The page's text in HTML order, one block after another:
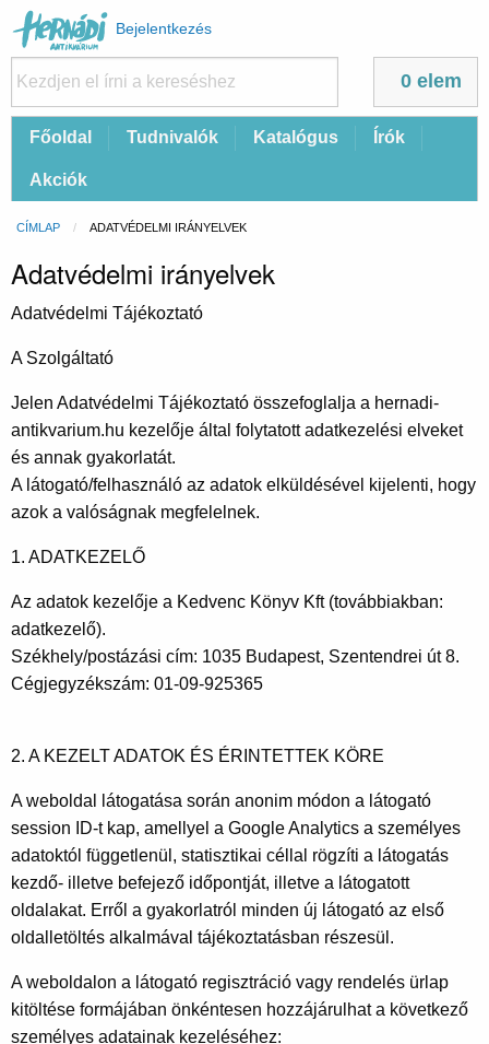
Felhasználói
fiók
menüje
Bejelentkezés
0 elem
FőFőoldal Tudnivalók Katalógus Írók
Akciók
Morzsa
CÍMLAP CURRENT:
ADATVÉDELMI IRÁNYELVEK
Adatvédelmi irányelvek
Adatvédelmi Tájékoztató
A Szolgáltató
Jelen Adatvédelmi Tájékoztató összefoglalja a hernadi-
antikvarium.hu kezelője által folytatott adatkezelési elveket
és annak gyakorlatát.
A látogató/felhasználó az adatok elküldésével kijelenti, hogy
azok a valóságnak megfelelnek.
1. ADATKEZELŐ
Az adatok kezelője a Kedvenc Könyv Kft (továbbiakban:
adatkezelő).
Székhely/postázási cím: 1035 Budapest, Szentendrei út 8.
Cégjegyzékszám: 01-09-925365
2. A KEZELT ADATOK ÉS ÉRINTETTEK KÖRE
A weboldal látogatása során anonim módon a látogató
session ID-t kap, amellyel a Google Analytics a személyes
adatoktól függetlenül, statisztikai céllal rögzíti a látogatás
kezdő- illetve befejező időpontját, illetve a látogatott
oldalakat. Erről a gyakorlatról minden új látogató az első
oldalletöltés alkalmával tájékoztatásban részesül.
A weboldalon a látogató regisztráció vagy rendelés ürlap
kitöltése formájában önkéntesen hozzájárulhat a következő
személyes adatainak kezeléséhez: